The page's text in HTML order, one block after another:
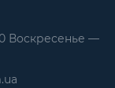
Воскресенье —